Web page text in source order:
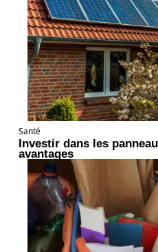
Santé
Investir dans les
avantages